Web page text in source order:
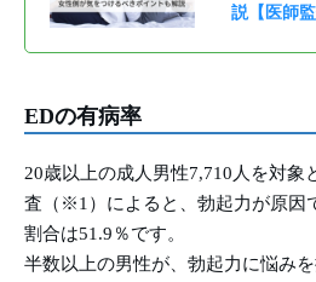
説【医師監
EDの有病率
20歳以上の成人男性7,710人を対象
査（※1）によると、勃起力が原因
割合は51.9％です。
半数以上の男性が、勃起力に悩み